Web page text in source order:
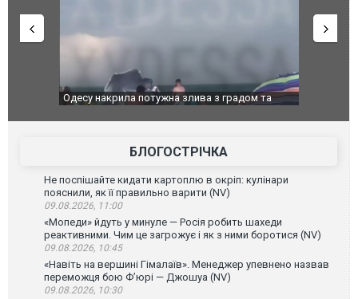
Одесу накрила потужна злива з градом та
ураганним вітром
Вже
БЛОГОСТРІЧКА
Не поспішайте кидати картоплю в окріп: кулінари
пояснили, як її правильно варити (NV)
09.08.2026, 11:00
«Мопеди» йдуть у минуле — Росія робить шахеди
реактивними. Чим це загрожує і як з ними боротися (NV)
09.08.2026, 10:45
«Навіть на вершині Гімалаїв». Менеджер упевнено назвав
переможця бою Ф’юрі — Джошуа (NV)
09.08.2026, 10:30